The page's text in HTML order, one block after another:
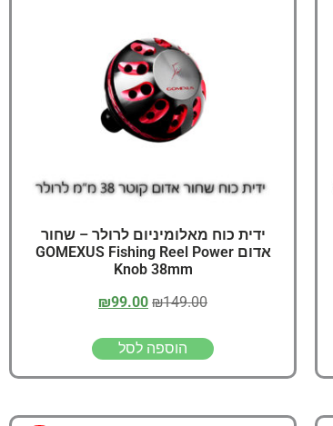
ידית כוח מאלומיניום לרולר – שחור
אדום GOMEXUS Fishing Reel Power
Knob 38mm
₪149.00
₪99.00
הוספה לסל